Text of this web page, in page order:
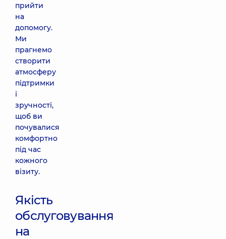
прийти
на
допомогу.
Ми
прагнемо
створити
атмосферу
підтримки
і
зручності,
щоб ви
почувалися
комфортно
під час
кожного
візиту.
Якість
обслуговування
на